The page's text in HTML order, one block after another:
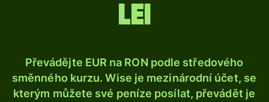
lei
Převádějte EUR na RON podle středového
směnného kurzu. Wise je mezinárodní účet, se
kterým můžete své peníze posílat, převádět je